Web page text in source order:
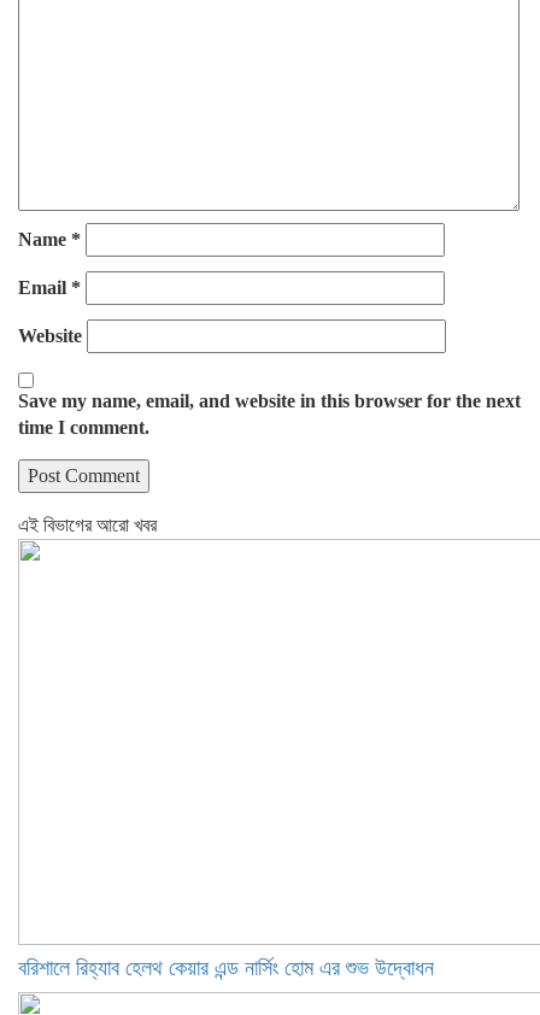
Name *
Email *
Website
Save my name, email, and website in this browser for the next
time I comment.
এই বিভাগের আরো খবর
বরিশালে রিহ্যাব হেলথ কেয়ার এন্ড নার্সিং হোম এর শুভ উদ্বোধন